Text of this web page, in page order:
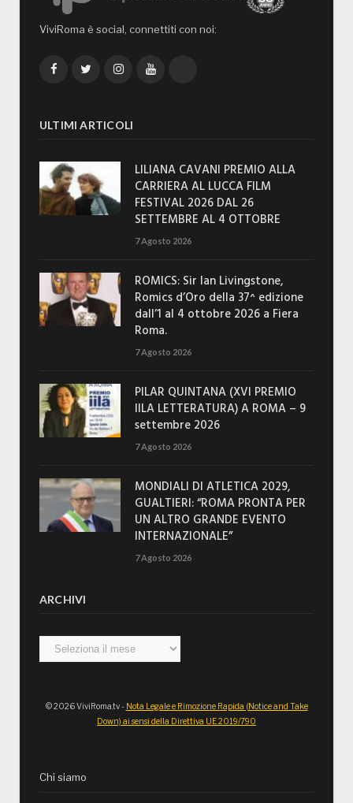
ViviRoma è social, connettiti con noi:
FacebookTwitterInstagramYouTube
ULTIMI ARTICOLI
LILIANA CAVANI PREMIO ALLA
CARRIERA AL LUCCA FILM
FESTIVAL 2026 DAL 26
SETTEMBRE AL 4 OTTOBRE
7 Agosto 2026
ROMICS: Sir Ian Livingstone,
Romics d’Oro della 37^ edizione
dall’1 al 4 ottobre 2026 a Fiera
Roma.
7 Agosto 2026
PILAR QUINTANA (XVI PREMIO
IILA LETTERATURA) A ROMA – 9
settembre 2026
7 Agosto 2026
MONDIALI DI ATLETICA 2029,
GUALTIERI: “ROMA PRONTA PER
UN ALTRO GRANDE EVENTO
INTERNAZIONALE”
7 Agosto 2026
ARCHIVI
Archivi
© 2026 ViviRoma.tv - Nota Legale e Rimozione Rapida (Notice and Take
Down) ai sensi della Direttiva UE 2019/790
Chi siamo